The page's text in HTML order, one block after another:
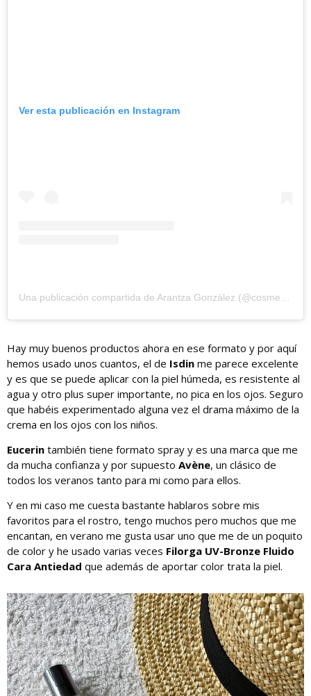
Ver esta publicación en Instagram
Una publicación compartida de Arantza González (@cosmetikblog)
Hay muy buenos productos ahora en ese formato y por aquí
hemos usado unos cuantos, el de Isdin me parece excelente
y es que se puede aplicar con la piel húmeda, es resistente al
agua y otro plus super importante, no pica en los ojos. Seguro
que habéis experimentado alguna vez el drama máximo de la
crema en los ojos con los niños.
Eucerin también tiene formato spray y es una marca que me
da mucha confianza y por supuesto Avène, un clásico de
todos los veranos tanto para mi como para ellos.
Y en mi caso me cuesta bastante hablaros sobre mis
favoritos para el rostro, tengo muchos pero muchos que me
encantan, en verano me gusta usar uno que me de un poquito
de color y he usado varias veces Filorga UV-Bronze Fluido
Cara Antiedad que además de aportar color trata la piel.